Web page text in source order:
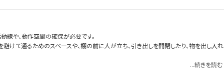
線や、動作空間の確保が必要です。
けて通るためのスペースや、棚の前に人が立ち、引き出しを開閉したり、物を出し入れ
...続きを読む